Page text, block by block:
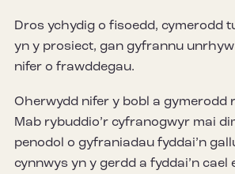
Dros ychydig o fisoedd, cymerodd
yn y prosiect, gan gyfrannu
nifer o frawddegau.
Oherwydd nifer y bobl a gymerodd
Mab rybuddio’r cyfranogwyr mai
penodol o gyfraniadau fyddai’n
cynnwys yn y gerdd a fyddai’n cael